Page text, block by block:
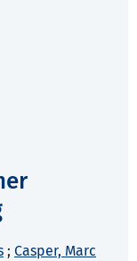
; Casper, Marc